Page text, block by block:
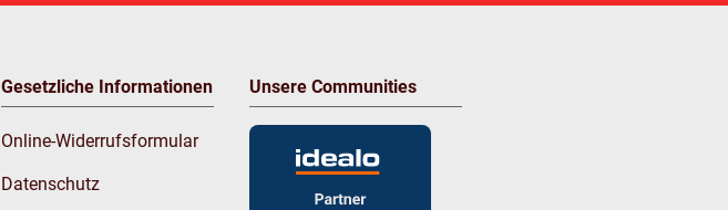
Gesetzliche Informationen
Online-Widerrufsformular
Datenschutz
Unsere Communities